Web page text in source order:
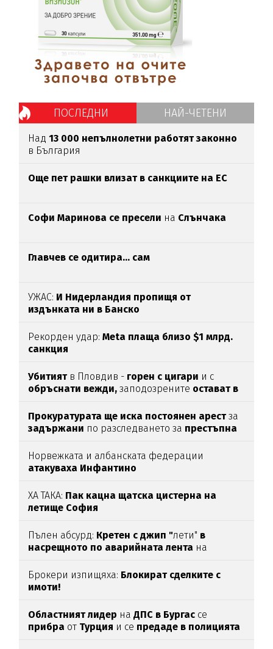
ПОСЛЕДНИ НАЙ-ЧЕТЕНИ
Над13 000 непълнолетни работят законно
в България
Oще пет рашки влизат в санкциите на ЕС
Софи Маринова се пресели на Слънчака
Главчев се одитира... сам
УЖАС: И Нидерландия пропищя от
издънката ни в Банско
Рекорден удар:Meta плаща близо $1 млрд.
санкция
Убитиятв Пловдив - горен с цигари и с
обръснати вежди, заподозрените остават в
Прокуратурата ще иска постоянен арестза
задържани по разследването за престъпна
Норвежката и албанската федерации
атакуваха Инфантино
ХА ТАКА: Пак кацна щатска цистерна на
летище София
Пълен абсурд: Кретен с джип "лети" в
насрещното по аварийната лента на
Брокери изпищяха: Блокират сделките с
имоти!
Областният лидер наДПС в Бургас се
прибра от Турция и се предаде в полицията